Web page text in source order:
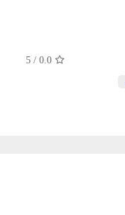
0.0
/
5